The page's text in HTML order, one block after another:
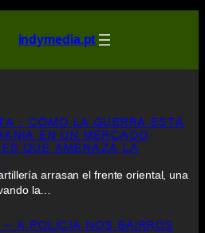
indymedia.pt
: CÓMO LA GUERRA ESTÁ
EN UN MERCADO
QUE AMENAZA LA
arrasan el frente oriental, una
la…
– A POLÍCIA NOS BAIRROS